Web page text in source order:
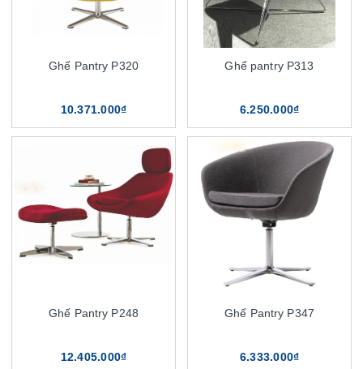
Ghế Pantry P320
10.371.000₫
Ghế pantry P313
6.250.000₫
Ghế Pantry P248
12.405.000₫
Ghế Pantry P347
6.333.000₫